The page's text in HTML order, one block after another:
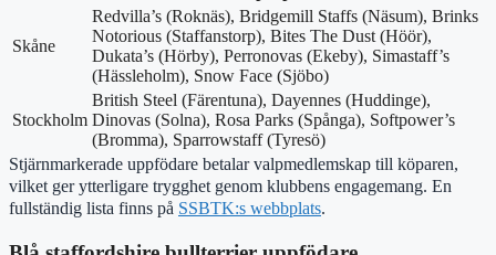
Skåne
Redvilla’s (Roknäs), Bridgemill Staffs (Näsum), Brinks
Notorious (Staffanstorp), Bites The Dust (Höör),
Dukata’s (Hörby), Perronovas (Ekeby), Simastaff’s
(Hässleholm), Snow Face (Sjöbo)
Stockholm
British Steel (Färentuna), Dayennes (Huddinge),
Dinovas (Solna), Rosa Parks (Spånga), Softpower’s
(Bromma), Sparrowstaff (Tyresö)
Stjärnmarkerade uppfödare betalar valpmedlemskap till köparen,
vilket ger ytterligare trygghet genom klubbens engagemang. En
fullständig lista finns på SSBTK:s webbplats.